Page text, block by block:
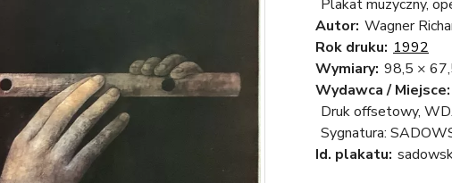
Plakat muzyczny,
Autor: Wagner
Rok druku: 1992
Wymiary: 98,5 ×
Wydawca / Miejsce:
Druk offsetowy,
Sygnatura:
Id. plakatu: